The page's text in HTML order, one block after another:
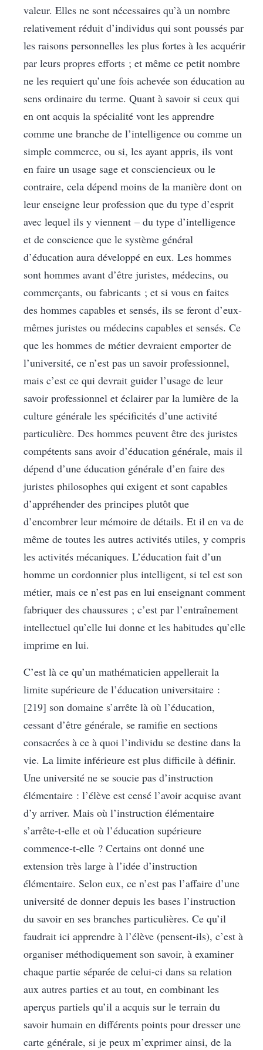
valeur. Elles ne sont nécessaires qu’à un nombre
relativement réduit d’individus qui sont poussés par
les raisons personnelles les plus fortes à les acquérir
par leurs propres efforts ; et même ce petit nombre
ne les requiert qu’une fois achevée son éducation au
sens ordinaire du terme. Quant à savoir si ceux qui
en ont acquis la spécialité vont les apprendre
comme une branche de l’intelligence ou comme un
simple commerce, ou si, les ayant appris, ils vont
en faire un usage sage et consciencieux ou le
contraire, cela dépend moins de la manière dont on
leur enseigne leur profession que du type d’esprit
avec lequel ils y viennent – du type d’intelligence
et de conscience que le système général
d’éducation aura développé en eux. Les hommes
sont hommes avant d’être juristes, médecins, ou
commerçants, ou fabricants ; et si vous en faites
des hommes capables et sensés, ils se feront d’eux-
mêmes juristes ou médecins capables et sensés. Ce
que les hommes de métier devraient emporter de
l’université, ce n’est pas un savoir professionnel,
mais c’est ce qui devrait guider l’usage de leur
savoir professionnel et éclairer par la lumière de la
culture générale les spécificités d’une activité
particulière. Des hommes peuvent être des juristes
compétents sans avoir d’éducation générale, mais il
dépend d’une éducation générale d’en faire des
juristes philosophes qui exigent et sont capables
d’appréhender des principes plutôt que
d’encombrer leur mémoire de détails. Et il en va de
même de toutes les autres activités utiles, y compris
les activités mécaniques. L’éducation fait d’un
homme un cordonnier plus intelligent, si tel est son
métier, mais ce n’est pas en lui enseignant comment
fabriquer des chaussures ; c’est par l’entraînement
intellectuel qu’elle lui donne et les habitudes qu’elle
imprime en lui.
C’est là ce qu’un mathématicien appellerait la
limite supérieure de l’éducation universitaire :
[219] son domaine s’arrête là où l’éducation,
cessant d’être générale, se ramifie en sections
consacrées à ce à quoi l’individu se destine dans la
vie. La limite inférieure est plus difficile à définir.
Une université ne se soucie pas d’instruction
élémentaire : l’élève est censé l’avoir acquise avant
d’y arriver. Mais où l’instruction élémentaire
s’arrête-t-elle et où l’éducation supérieure
commence-t-elle ? Certains ont donné une
extension très large à l’idée d’instruction
élémentaire. Selon eux, ce n’est pas l’affaire d’une
université de donner depuis les bases l’instruction
du savoir en ses branches particulières. Ce qu’il
faudrait ici apprendre à l’élève (pensent-ils), c’est à
organiser méthodiquement son savoir, à examiner
chaque partie séparée de celui-ci dans sa relation
aux autres parties et au tout, en combinant les
aperçus partiels qu’il a acquis sur le terrain du
savoir humain en différents points pour dresser une
carte générale, si je peux m’exprimer ainsi, de la